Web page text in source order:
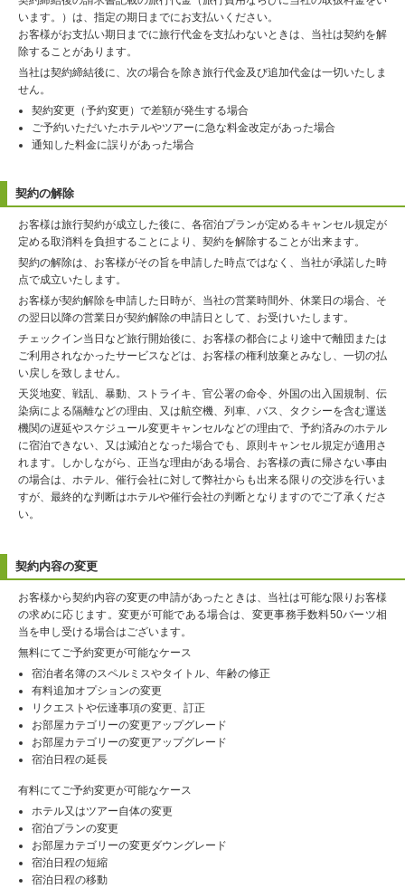
います。）は、指定の期日までにお支払いください。
お客様がお支払い期日までに旅行代金を支払わないときは、当社は契約を解
除することがあります。
当社は契約締結後に、次の場合を除き旅行代金及び追加代金は一切いたしま
せん。
契約変更（予約変更）で差額が発生する場合
ご予約いただいたホテルやツアーに急な料金改定があった場合
通知した料金に誤りがあった場合
契約の解除
お客様は旅行契約が成立した後に、各宿泊プランが定めるキャンセル規定が
定める取消料を負担することにより、契約を解除することが出来ます。
契約の解除は、お客様がその旨を申請した時点ではなく、当社が承諾した時
点で成立いたします。
お客様が契約解除を申請した日時が、当社の営業時間外、休業日の場合、そ
の翌日以降の営業日が契約解除の申請日として、お受けいたします。
チェックイン当日など旅行開始後に、お客様の都合により途中で離団または
ご利用されなかったサービスなどは、お客様の権利放棄とみなし、一切の払
い戻しを致しません。
天災地変、戦乱、暴動、ストライキ、官公署の命令、外国の出入国規制、伝
染病による隔離などの理由、又は航空機、列車、バス、タクシーを含む運送
機関の遅延やスケジュール変更キャンセルなどの理由で、予約済みのホテル
に宿泊できない、又は減泊となった場合でも、原則キャンセル規定が適用さ
れます。しかしながら、正当な理由がある場合、お客様の責に帰さない事由
の場合は、ホテル、催行会社に対して弊社からも出来る限りの交渉を行いま
すが、最終的な判断はホテルや催行会社の判断となりますのでご了承くださ
い。
契約内容の変更
お客様から契約内容の変更の申請があったときは、当社は可能な限りお客様
の求めに応じます。変更が可能である場合は、変更事務手数料50バーツ相
当を申し受ける場合はございます。
無料にてご予約変更が可能なケース
宿泊者名簿のスペルミスやタイトル、年齢の修正
有料追加オプションの変更
リクエストや伝達事項の変更、訂正
お部屋カテゴリーの変更アップグレード
お部屋カテゴリーの変更アップグレード
宿泊日程の延長
有料にてご予約変更が可能なケース
ホテル又はツアー自体の変更
宿泊プランの変更
お部屋カテゴリーの変更ダウングレード
宿泊日程の短縮
宿泊日程の移動